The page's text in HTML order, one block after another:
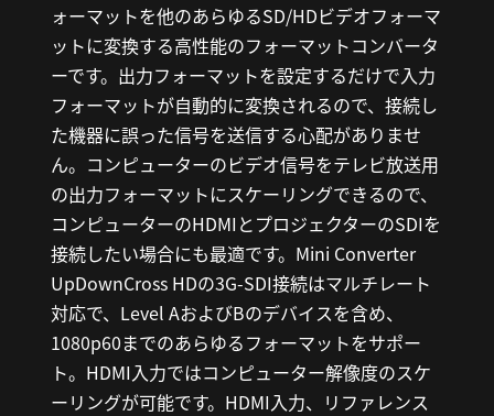
ォーマットを他のあらゆるSD/HDビデオフォーマ
ットに変換する高性能のフォーマットコンバータ
ーです。出力フォーマットを設定するだけで入力
フォーマットが自動的に変換されるので、接続し
た機器に誤った信号を送信する心配がありませ
ん。コンピューターのビデオ信号をテレビ放送用
の出力フォーマットにスケーリングできるので、
コンピューターのHDMIとプロジェクターのSDIを
接続したい場合にも最適です。Mini Converter
UpDownCross HDの3G-SDI接続はマルチレート
対応で、Level AおよびBのデバイスを含め、
1080p60までのあらゆるフォーマットをサポー
ト。HDMI入力ではコンピューター解像度のスケ
ーリングが可能です。HDMI入力、リファレンス